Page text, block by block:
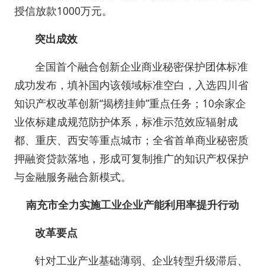
授信放款1000万元。
突出成效
全国首个融合创新企业商业秘密保护团体标准
成功发布，填补国内该领域标准空白，入选四川省
知识产权改革创新“揭榜挂帅”重点任务；10余家企
业依标建成规范防护体系，标准示范效应辐射成
都、重庆、西安等重点城市；全省首单商业秘密质
押融资贷款落地，形成可复制推广的知识产权保护
与金融服务融合新模式。
南充市全力实施工业企业产能利用率提升行动
改革要点
针对工业产业基础薄弱、企业转型升级滞后、